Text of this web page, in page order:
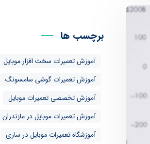
برچسب ها
آموزش تعمیرات سخت افزار موبایل
آموزش تعمیرات گوشی سامسونگ
آموزش تخصصی تعمیرات موبایل
آموزش تعمیرات موبایل در مازندران
آموزشگاه تعمیرات موبایل در ساری